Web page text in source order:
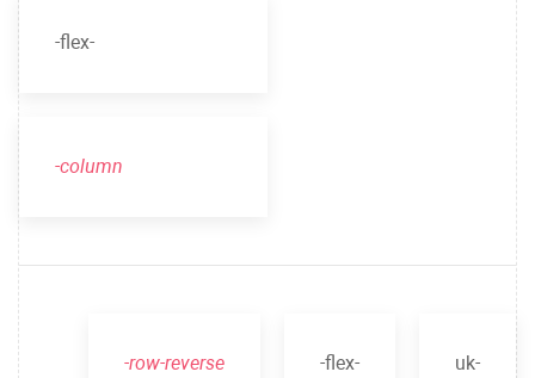
-flex-
-column
uk-
-flex-
-row-reverse